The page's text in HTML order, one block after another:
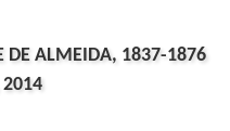
DE ALMEIDA, 1837-1876
2014